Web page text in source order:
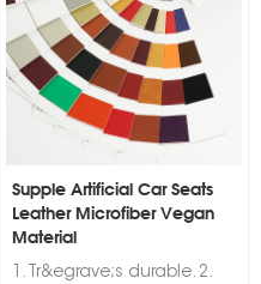
Supple Artificial Car Seats
Leather Microfiber Vegan
Material
1. Tr&egrave;s durable. 2.